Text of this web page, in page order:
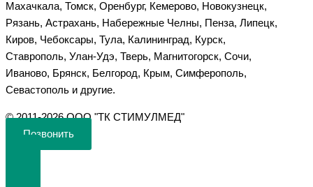
Махачкала, Томск, Оренбург, Кемерово, Новокузнецк,
Рязань, Астрахань, Набережные Челны, Пенза, Липецк,
Киров, Чебоксары, Тула, Калининград, Курск,
Ставрополь, Улан-Удэ, Тверь, Магнитогорск, Сочи,
Иваново, Брянск, Белгород, Крым, Симферополь,
Севастополь и другие.
©️ 2011-2026 ООО "ТК СТИМУЛМЕД"
Позвонить